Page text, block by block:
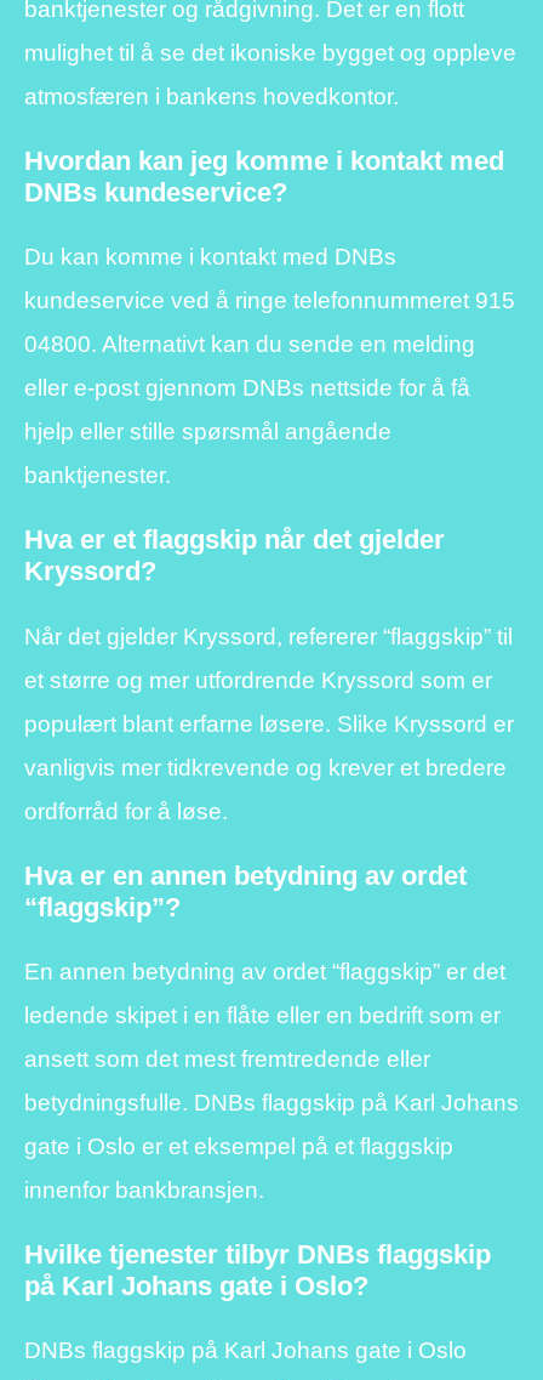
banktjenester og rådgivning. Det er en flott
mulighet til å se det ikoniske bygget og oppleve
atmosfæren i bankens hovedkontor.
Hvordan kan jeg komme i kontakt med
DNBs kundeservice?
Du kan komme i kontakt med DNBs
kundeservice ved å ringe telefonnummeret 915
04800. Alternativt kan du sende en melding
eller e-post gjennom DNBs nettside for å få
hjelp eller stille spørsmål angående
banktjenester.
Hva er et flaggskip når det gjelder
Kryssord?
Når det gjelder Kryssord, refererer “flaggskip” til
et større og mer utfordrende Kryssord som er
populært blant erfarne løsere. Slike Kryssord er
vanligvis mer tidkrevende og krever et bredere
ordforråd for å løse.
Hva er en annen betydning av ordet
“flaggskip”?
En annen betydning av ordet “flaggskip” er det
ledende skipet i en flåte eller en bedrift som er
ansett som det mest fremtredende eller
betydningsfulle. DNBs flaggskip på Karl Johans
gate i Oslo er et eksempel på et flaggskip
innenfor bankbransjen.
Hvilke tjenester tilbyr DNBs flaggskip
på Karl Johans gate i Oslo?
DNBs flaggskip på Karl Johans gate i Oslo